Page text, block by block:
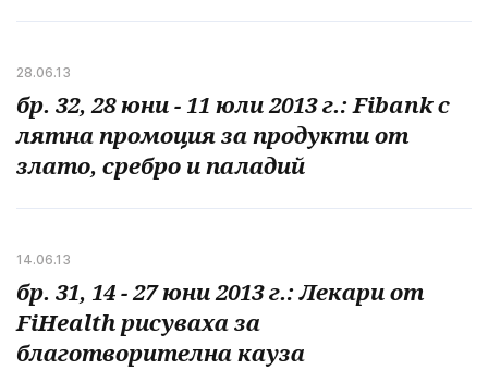
28.06.13
бр. 32, 28 юни - 11 юли 2013 г.: Fibank с
лятна промоция за продукти от
злато, сребро и паладий
14.06.13
бр. 31, 14 - 27 юни 2013 г.: Лекари от
FiHealth рисуваха за
благотворителна кауза